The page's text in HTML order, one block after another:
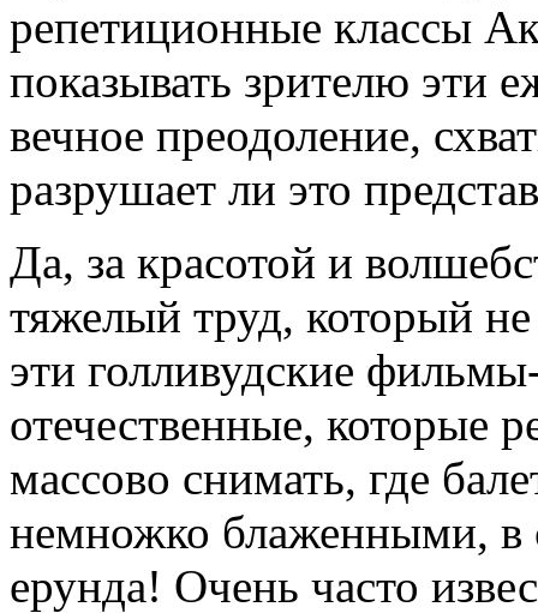
репетиционные классы
показывать зрителю эти
вечное преодоление,
разрушает ли это
Да, за красотой и
тяжелый труд, который
эти голливудские
отечественные, которые
массово снимать, где
немножко блаженными, в
ерунда! Очень часто